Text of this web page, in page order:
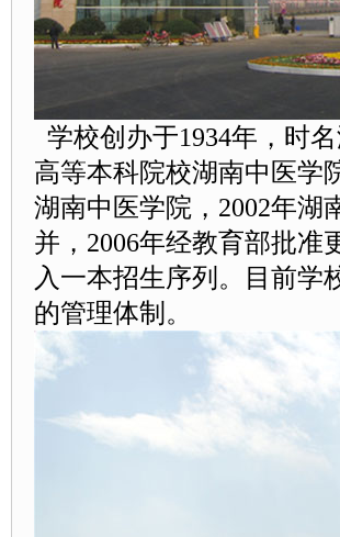
学校创办于1934年，时
高等本科院校湖南中医学
湖南中医学院，2002年湖
并，2006年经教育部批准
入一本招生序列。目前学
的管理体制。